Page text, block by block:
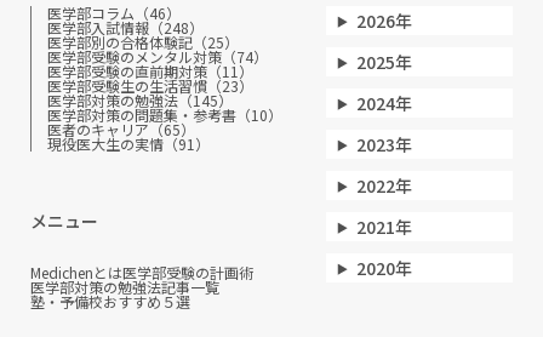
医学部コラム（46）
医学部入試情報（248）
医学部別の合格体験記（25）
医学部受験のメンタル対策（74）
医学部受験の直前期対策（11）
医学部受験生の生活習慣（23）
医学部対策の勉強法（145）
医学部対策の問題集・参考書（10）
医者のキャリア（65）
現役医大生の実情（91）
メニュー
Medichenとは医学部受験の計画術
医学部対策の勉強法記事一覧
塾・予備校おすすめ５選
2026年
2025年
2024年
2023年
2022年
2021年
2020年